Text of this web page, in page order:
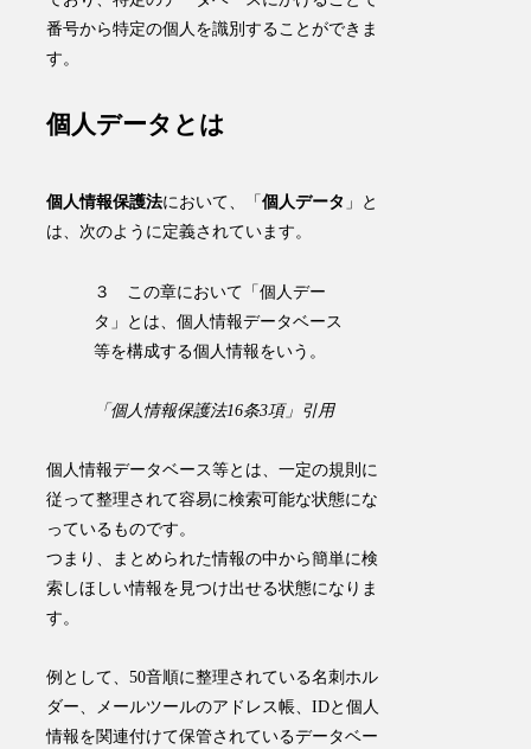
番号から特定の個人を識別することができま
す。
個人データとは
個人情報保護法において、「個人データ 」と
は、次のように定義されています。
３ この章において「個人デー
タ」とは、個人情報データベース
等を構成する個人情報をいう。
「個人情報保護法16条3項」引用
個人情報データベース等とは、一定の規則に
従って整理されて容易に検索可能な状態にな
っているものです。
つまり、まとめられた情報の中から簡単に検
索しほしい情報を見つけ出せる状態になりま
す。
例として、50音順に整理されている名刺ホル
ダー、メールツールのアドレス帳、IDと個人
情報を関連付けて保管されているデータベー